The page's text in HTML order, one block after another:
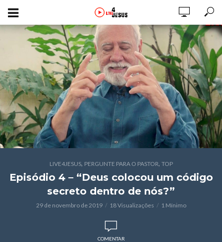
LIVE4JESUS, PERGUNTE PARA O PASTOR, TOP
Episódio 4 – “Deus colocou um código
secreto dentro de nós?”
29 de novembro de 2019 18 Visualizações 1 Mínimo
COMENTAR